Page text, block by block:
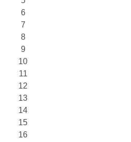
6
7
8
9
10
11
12
13
14
15
16